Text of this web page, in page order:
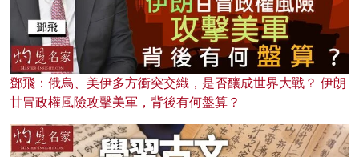
鄧飛：俄烏、美伊多方衝突交織，是否釀成世界大戰？ 伊朗
甘冒政權風險攻擊美軍，背後有何盤算？